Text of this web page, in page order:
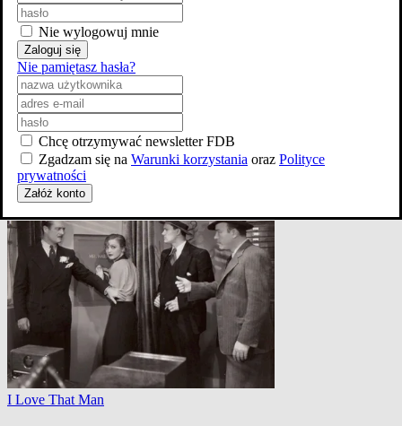
King Kong
I Love That Man
Nie wylogowuj mnie
Zaloguj się
Nie pamiętasz hasła?
Chcę otrzymywać newsletter FDB
Zgadzam się na Warunki korzystania oraz Polityce
prywatności
Załóż konto